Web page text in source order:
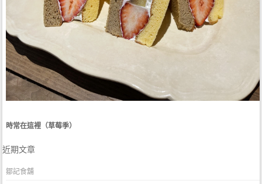
時常在這裡（草莓季）
近期文章
鄒記食舖